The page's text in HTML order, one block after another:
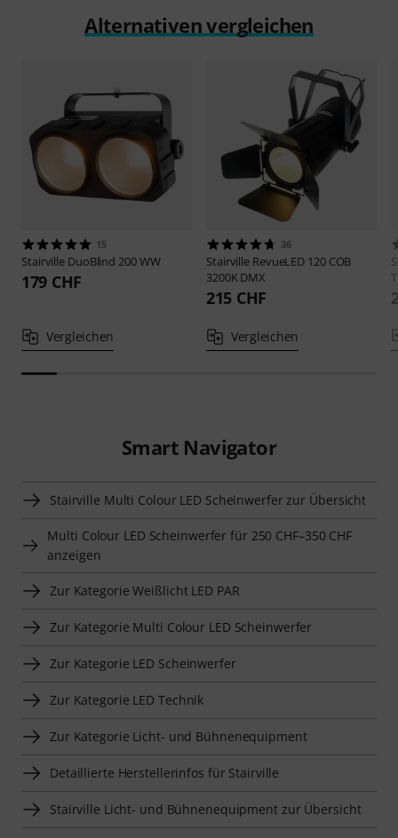
Alternativen vergleichen
15
Stairville DuoBlind 200 WW
179 CHF
Vergleichen
36
Stairville RevueLED 120 COB
3200K DMX
215 CHF
Vergleichen
Smart Navigator
Stairville Multi Colour LED Scheinwerfer zur Übersicht
Multi Colour LED Scheinwerfer für 250 CHF–350 CHF
anzeigen
Zur Kategorie Weißlicht LED PAR
Zur Kategorie Multi Colour LED Scheinwerfer
Zur Kategorie LED Scheinwerfer
Zur Kategorie LED Technik
Zur Kategorie Licht- und Bühnenequipment
Detaillierte Herstellerinfos für Stairville
Stairville Licht- und Bühnenequipment zur Übersicht